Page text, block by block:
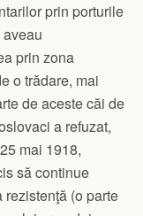
prin porturile
prin zona
o trădare, mai
de aceste căi de
a refuzat,
mai 1918,
să continue
(o parte